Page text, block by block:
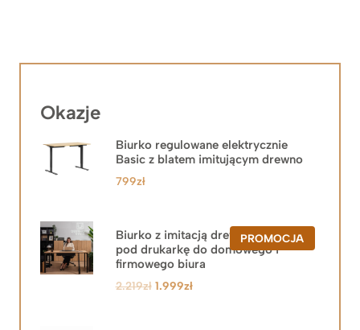
Okazje
Biurko regulowane elektrycznie
Basic z blatem imitującym drewno
799zł
PROMOCJAPRODUKT
W
Biurko z imitacją drewna z szafką
pod drukarkę do domowego i
firmowego biura
2.219zł Pierwotna
1.999złAktualna